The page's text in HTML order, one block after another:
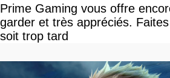
Prime Gaming vous offre
garder et très appréciés.
soit trop tard